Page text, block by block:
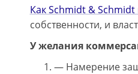
Как Schmidt &
собственности, и
У желания
— Намерение